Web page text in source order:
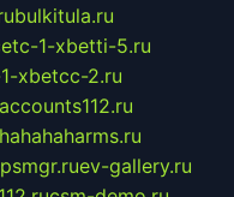
bulkitula.ru
1-xbetti-5.ru
xbetcc-2.ru
accounts112.ru
hahahaharms.ru
ev-gallery.ru